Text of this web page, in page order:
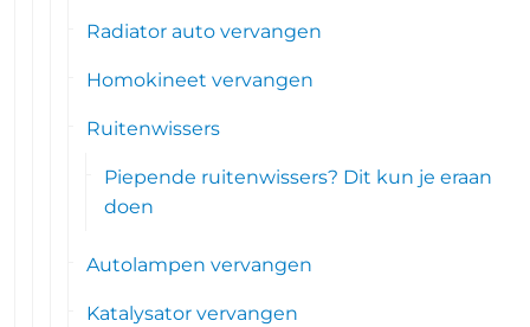
Radiator auto vervangen
Homokineet vervangen
Ruitenwissers
Piepende ruitenwissers? Dit kun je eraan
doen
Autolampen vervangen
Katalysator vervangen